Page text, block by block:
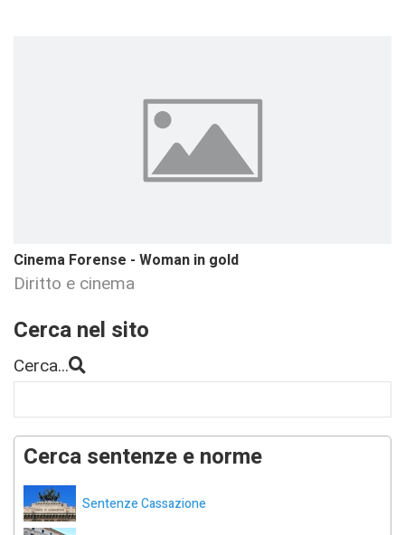
Cinema Forense - Woman in gold
Diritto e cinema
Cerca nel sito
Cerca...
Cerca sentenze e norme
Sentenze Cassazione